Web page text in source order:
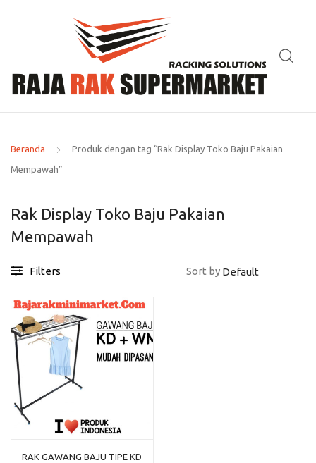
Beranda Produk dengan tag “Rak Display Toko Baju Pakaian
Mempawah”
Rak Display Toko Baju Pakaian
Mempawah
Filters Sort by
RAK GAWANG BAJU TIPE KD